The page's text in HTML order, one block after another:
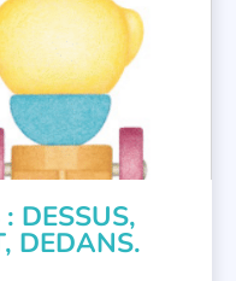
DESSUS,
DEDANS.